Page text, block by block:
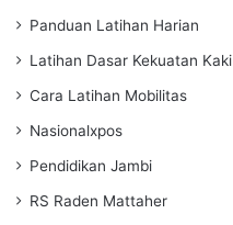
Panduan Latihan Harian
Latihan Dasar Kekuatan Kaki
Cara Latihan Mobilitas
Nasionalxpos
Pendidikan Jambi
RS Raden Mattaher